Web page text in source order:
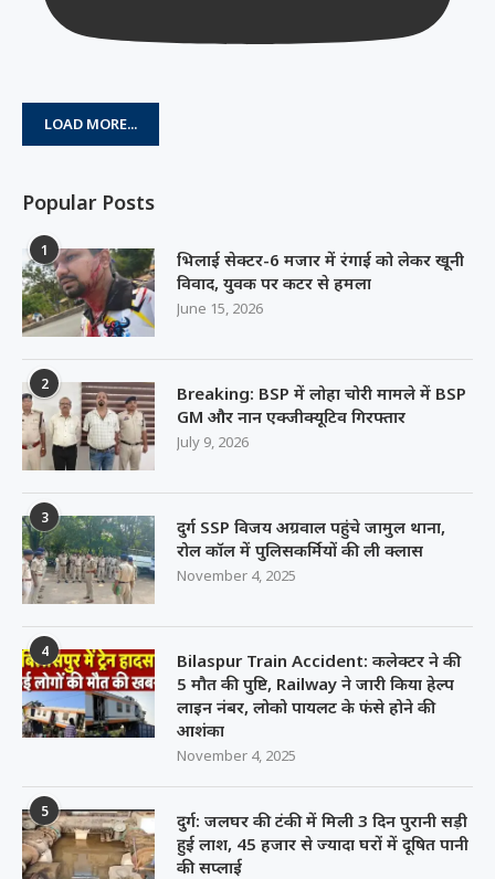
LOAD MORE...
Popular Posts
1
भिलाई सेक्टर-6 मजार में रंगाई को लेकर खूनी
विवाद, युवक पर कटर से हमला
June 15, 2026
2
Breaking: BSP में लोहा चोरी मामले में BSP
GM और नान एक्जीक्यूटिव गिरफ्तार
July 9, 2026
3
दुर्ग SSP विजय अग्रवाल पहुंचे जामुल थाना,
रोल कॉल में पुलिसकर्मियों की ली क्लास
November 4, 2025
4
Bilaspur Train Accident: कलेक्टर ने की
5 मौत की पुष्टि, Railway ने जारी किया हेल्प
लाइन नंबर, लोको पायलट के फंसे होने की
आशंका
November 4, 2025
5
दुर्ग: जलघर की टंकी में मिली 3 दिन पुरानी सड़ी
हुई लाश, 45 हजार से ज्यादा घरों में दूषित पानी
की सप्लाई